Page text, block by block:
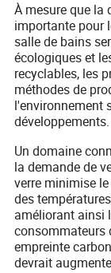
À mesure que la
importante pour
salle de bains
écologiques et
recyclables, les
méthodes de
l'environnement
développements.
Un domaine
la demande de
verre minimise
des
améliorant ainsi
consommateurs
empreinte
devrait